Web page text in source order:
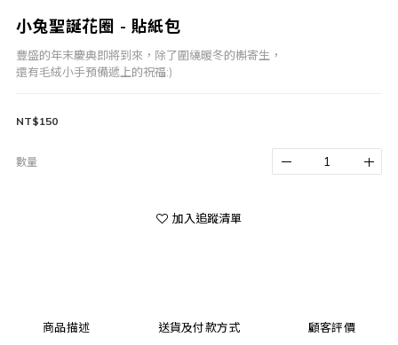
小兔聖誕花圈 - 貼紙包
豐盛的年末慶典即將到來，除了圍繞暖冬的槲寄生，
還有毛絨小手預備遞上的祝福:)
NT$150
數量
加入追蹤清單
商品描述 送貨及付款方式 顧客評價